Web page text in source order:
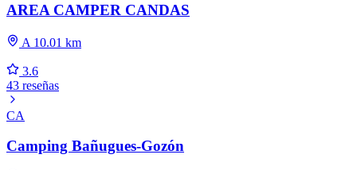
AREA CAMPER CANDAS
A 10.01 km
3.6
43 reseñas
CA
Camping Bañugues-Gozón